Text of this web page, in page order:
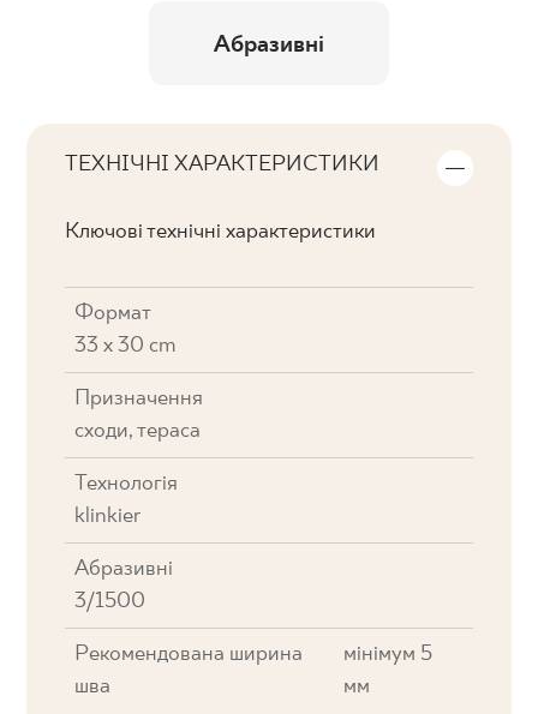
Абразивні
ТЕХНІЧНІ ХАРАКТЕРИСТИКИ
Ключові технічні характеристики
Формат
33 x 30 cm
Призначення
cходи, тераса
Технологія
klinkier
Абразивні
3/1500
Рекомендована ширина
шва
мінімум 5
мм